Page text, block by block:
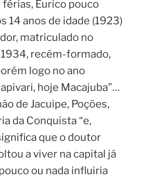
Eurico pouco
14 anos de idade (1923)
matriculado no
1934, recém-formado,
logo no ano
hoje Macajuba”…
de Jacuipe, Poções,
da Conquista “e,
que o doutor
a viver na capital já
ou nada influiria